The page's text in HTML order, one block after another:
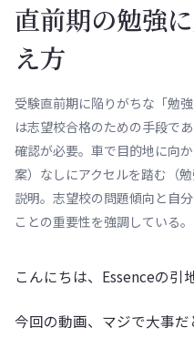
直前期の勉強
え方
受験直前期に陥りがちな「勉
は志望校合格のための手段で
確認が必要。車で目的地に向
案）なしにアクセルを踏む（
説明。志望校の問題傾向と自
ことの重要性を強調している。
こんにちは、Essenceの引
今回の動画、マジで大事